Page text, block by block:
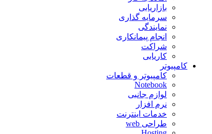
بازاریابی
سرمایه گذاری
نمایندگی
انجام پیمانکاری
شراکت
کاریابی
کامپیوتر
کامپیوتر و قطعات
Notebook
لوازم جانبی
نرم افزار
خدمات اینترنت
طراحی web